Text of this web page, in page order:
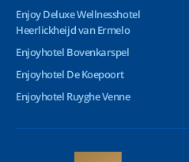
Enjoy Deluxe Wellnesshotel
Heerlickheijd van Ermelo
Enjoyhotel Bovenkarspel
Enjoyhotel De Koepoort
Enjoyhotel Ruyghe Venne